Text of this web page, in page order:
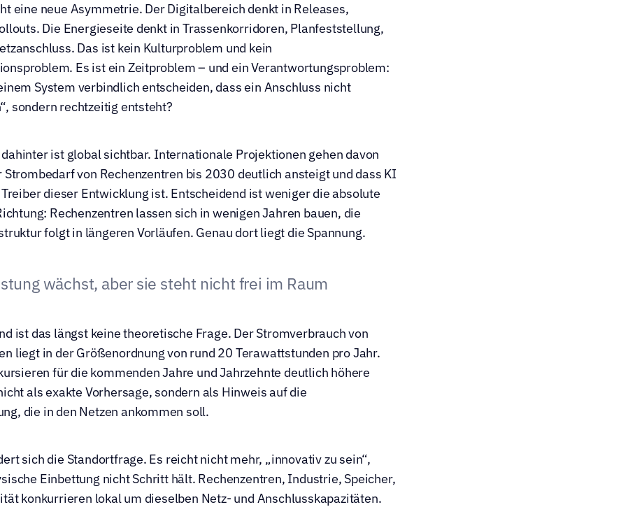
eine neue Asymmetrie. Der Digitalbereich denkt in Releases,
Die Energieseite denkt in Trassenkorridoren, Planfeststellung,
Das ist kein Kulturproblem und kein
Es ist ein Zeitproblem – und ein Verantwortungsproblem:
System verbindlich entscheiden, dass ein Anschluss nicht
sondern rechtzeitig entsteht?
ist global sichtbar. Internationale Projektionen gehen davon
Strombedarf von Rechenzentren bis 2030 deutlich ansteigt und dass KI
dieser Entwicklung ist. Entscheidend ist weniger die absolute
Rechenzentren lassen sich in wenigen Jahren bauen, die
folgt in längeren Vorläufen. Genau dort liegt die Spannung.
wächst, aber sie steht nicht frei im Raum
ist das längst keine theoretische Frage. Der Stromverbrauch von
liegt in der Größenordnung von rund 20 Terawattstunden pro Jahr.
für die kommenden Jahre und Jahrzehnte deutlich höhere
als exakte Vorhersage, sondern als Hinweis auf die
die in den Netzen ankommen soll.
sich die Standortfrage. Es reicht nicht mehr, „innovativ zu sein“,
Einbettung nicht Schritt hält. Rechenzentren, Industrie, Speicher,
konkurrieren lokal um dieselben Netz- und Anschlusskapazitäten.